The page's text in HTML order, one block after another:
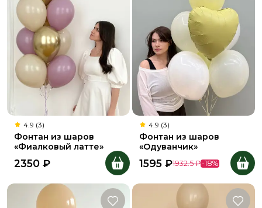
4.9 (3)
Фонтан из шаров
«Фиалковый латте»
2350 ₽
4.9 (3)
Фонтан из шаров
«Одуванчик»
1595 ₽1932.5 ₽-18%